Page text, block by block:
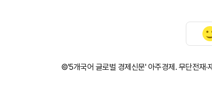
©'5개국어 글로벌 경제신문' 아주경제. 무단전재·